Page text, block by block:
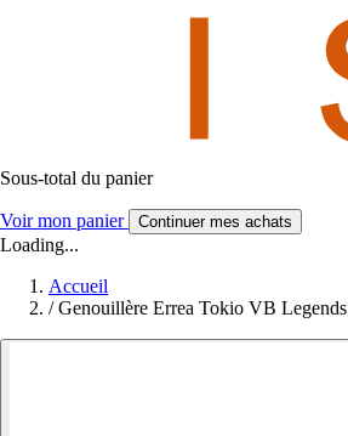
Sous-total du panier
Voir mon panier Continuer mes achats
Loading...
Accueil
/ Genouillère Errea Tokio VB Legends